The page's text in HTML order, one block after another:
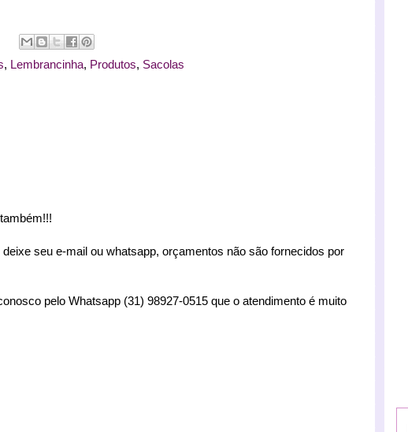
, Lembrancinha, Produtos, Sacolas
seu e-mail ou whatsapp, orçamentos não são fornecidos por
pelo Whatsapp (31) 98927-0515 que o atendimento é muito